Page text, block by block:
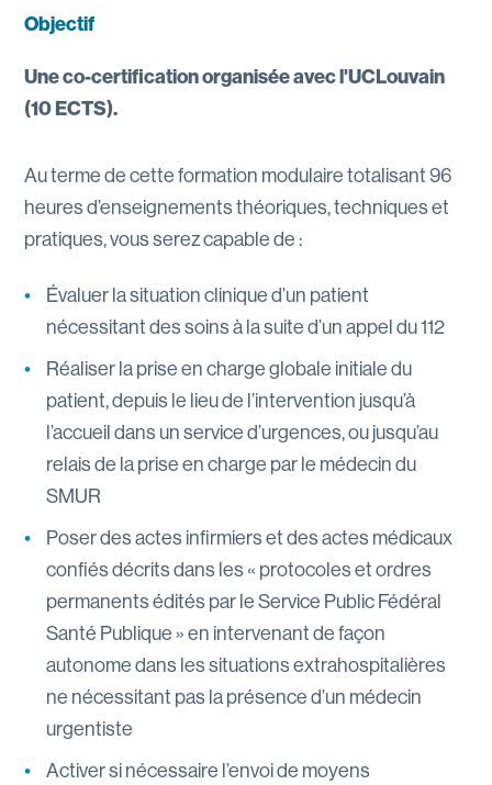
Objectif
Une co-certification organisée avec l'UCLouvain
(10 ECTS).
Au terme de cette formation modulaire totalisant 96
heures d’enseignements théoriques, techniques et
pratiques, vous serez capable de :
Évaluer la situation clinique d’un patient
nécessitant des soins à la suite d’un appel du 112
Réaliser la prise en charge globale initiale du
patient, depuis le lieu de l’intervention jusqu’à
l’accueil dans un service d’urgences, ou jusqu’au
relais de la prise en charge par le médecin du
SMUR
Poser des actes infirmiers et des actes médicaux
confiés décrits dans les « protocoles et ordres
permanents édités par le Service Public Fédéral
Santé Publique » en intervenant de façon
autonome dans les situations extrahospitalières
ne nécessitant pas la présence d’un médecin
urgentiste
Activer si nécessaire l’envoi de moyens